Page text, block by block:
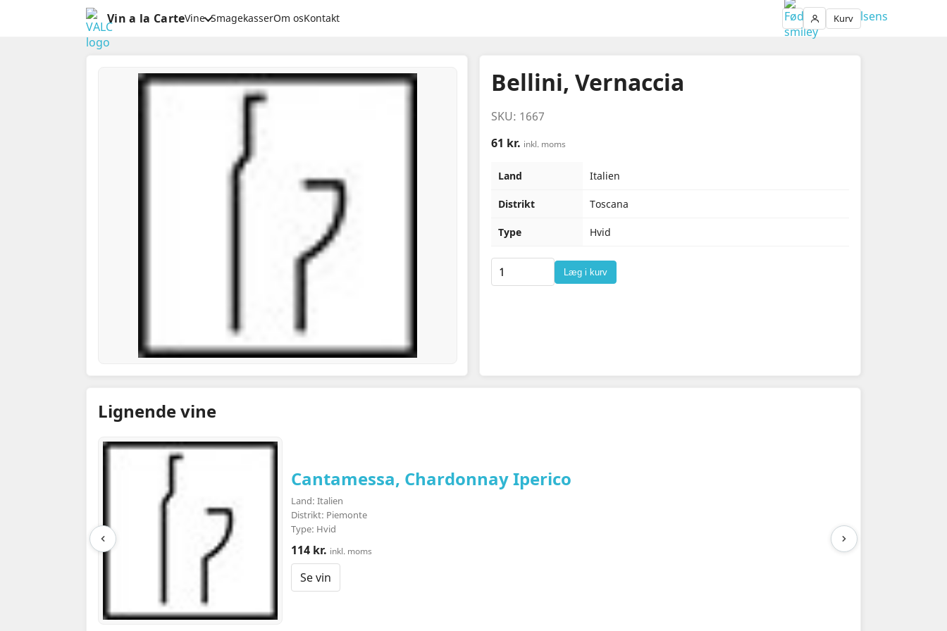
Vin a la CarteVine SmagekasserOm osKontakt LoginKurv
Bellini, Vernaccia
SKU: 1667
61 kr. inkl. moms
Land Italien
Distrikt Toscana
Type Hvid
Læg i kurv
Lignende vine
Cantamessa, Chardonnay Iperico
Land: Italien
Distrikt: Piemonte
Type: Hvid
114 kr. inkl. moms
Se vin